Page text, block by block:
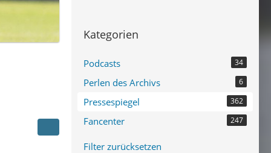
Kategorien
Podcasts 34
Perlen des Archivs 6
Pressespiegel 362
Fancenter 247
Filter zurücksetzen